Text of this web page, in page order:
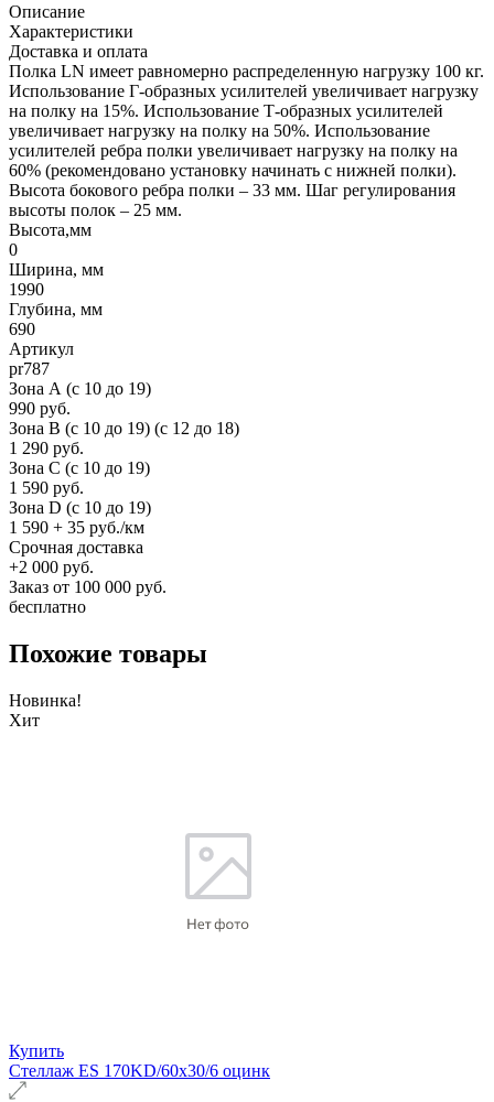
Описание
Характеристики
Доставка и оплата
Полка LN имеет равномерно распределенную нагрузку 100 кг.
Использование Г-образных усилителей увеличивает нагрузку
на полку на 15%. Использование Т-образных усилителей
увеличивает нагрузку на полку на 50%. Использование
усилителей ребра полки увеличивает нагрузку на полку на
60% (рекомендовано установку начинать с нижней полки).
Высота бокового ребра полки – 33 мм. Шаг регулирования
высоты полок – 25 мм.
Высота,мм
0
Ширина, мм
1990
Глубина, мм
690
Артикул
pr787
Зона А (c 10 до 19)
990 руб.
Зона B (c 10 до 19) (c 12 до 18)
1 290 руб.
Зона C (c 10 до 19)
1 590 руб.
Зона D (c 10 до 19)
1 590 + 35 руб./км
Срочная доставка
+2 000 руб.
Заказ от 100 000 руб.
бесплатно
Похожие товары
Новинка!
Хит
Купить
Стеллаж ES 170KD/60х30/6 оцинк